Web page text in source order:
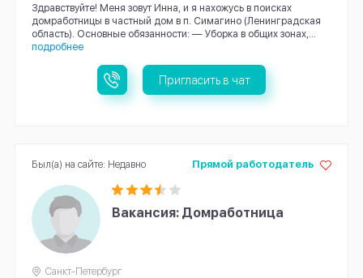
Здравствуйте! Меня зовут Инна, и я нахожусь в поисках
домработницы в частный дом в п. Симагино (Ленинградская
область). Основные обязанности: — Уборка в общих зонах,...
подробнее
Пригласить в чат
Вакансия: Домработница
Прямой работодатель
Санкт-Петербург
Был(а) на сайте: Недавно